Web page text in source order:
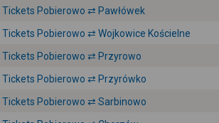
Tickets Pobierowo ⇄ Pawłówek
Tickets Pobierowo ⇄ Wojkowice Kościelne
Tickets Pobierowo ⇄ Przyrowo
Tickets Pobierowo ⇄ Przyrówko
Tickets Pobierowo ⇄ Sarbinowo